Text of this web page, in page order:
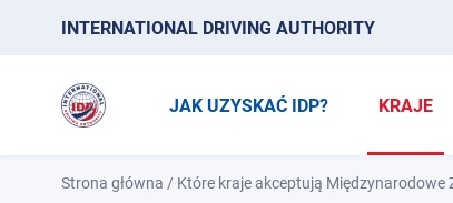
INTERNATIONAL DRIVING AUTHORITY
JAK UZYSKAĆ IDP? KRAJE
Strona główna / Które kraje akceptują Międzynarodowe